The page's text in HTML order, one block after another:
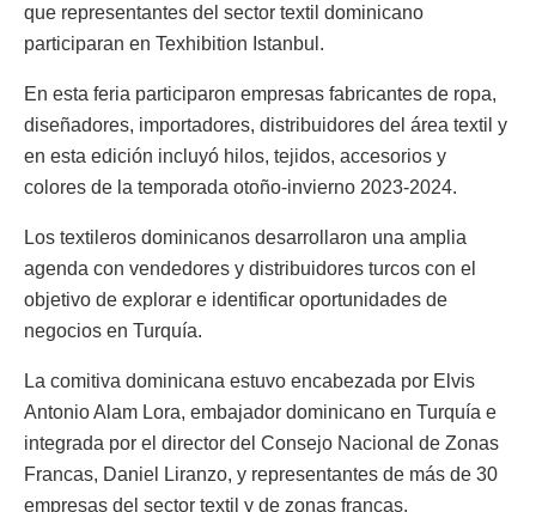
que representantes del sector textil dominicano
participaran en Texhibition Istanbul.
En esta feria participaron empresas fabricantes de ropa,
diseñadores, importadores, distribuidores del área textil y
en esta edición incluyó hilos, tejidos, accesorios y
colores de la temporada otoño-invierno 2023-2024.
Los textileros dominicanos desarrollaron una amplia
agenda con vendedores y distribuidores turcos con el
objetivo de explorar e identificar oportunidades de
negocios en Turquía.
La comitiva dominicana estuvo encabezada por Elvis
Antonio Alam Lora, embajador dominicano en Turquía e
integrada por el director del Consejo Nacional de Zonas
Francas, Daniel Liranzo, y representantes de más de 30
empresas del sector textil y de zonas francas.